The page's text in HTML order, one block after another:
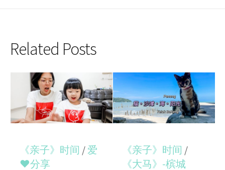
Related Posts
《亲子》时间 /爱
♥分享
《亲子》时间 /
《大马》-槟城